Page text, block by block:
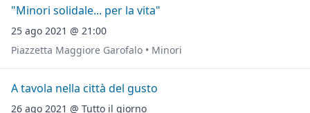
"Minori solidale... per la vita"
25 ago 2021 @ 21:00
Piazzetta Maggiore Garofalo • Minori
A tavola nella città del gusto
26 ago 2021 @ Tutto il giorno